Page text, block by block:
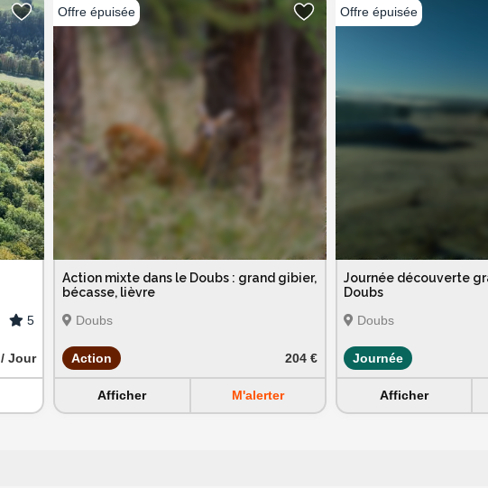
5
Jour
Action mixte dans le Doubs : grand gibier,
bécasse, lièvre
Doubs
Action 204 €
Afficher M'alerter
Journée découverte
Doubs
Doubs
Journée
Afficher